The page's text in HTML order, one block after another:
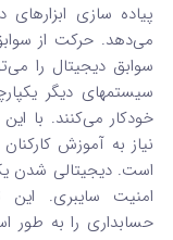
پیاده‌ سازی
می‌دهد. حرکت از
سوابق دیجیتال را
سیستمهای دیگر
خودکار می‌کنند. با
نیاز به آموزش
است. دیجیتالی شدن
امنیت سایبری.
حسابداری را به طور